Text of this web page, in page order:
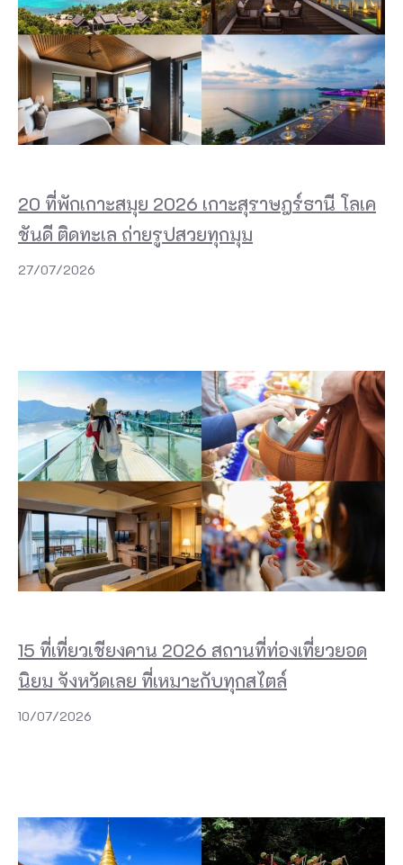
20 ที่พักเกาะสมุย 2026 เกาะสุราษฎร์ธานี โลเค
ชันดี ติดทะเล ถ่ายรูปสวยทุกมุม
27/07/2026
15 ที่เที่ยวเชียงคาน 2026 สถานที่ท่องเที่ยวยอด
นิยม จังหวัดเลย ที่เหมาะกับทุกสไตล์
10/07/2026